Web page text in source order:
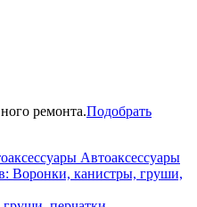
ремонта.Подобрать
Автоаксессуары